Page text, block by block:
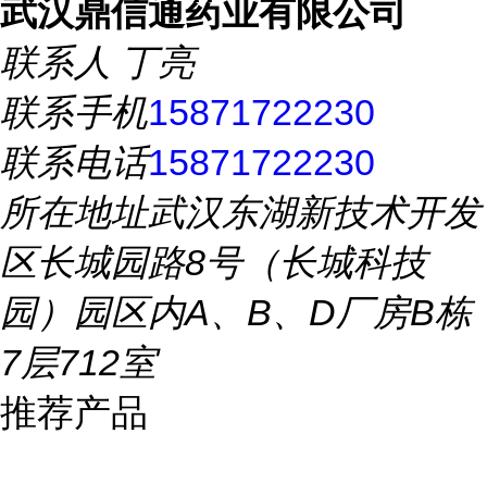
武汉鼎信通药业有限公司
联系人 丁亮
联系手机15871722230
联系电话15871722230
所在地址武汉东湖新技术开发
区长城园路8号（长城科技
园）园区内A、B、D厂房B栋
7层712室
推荐产品